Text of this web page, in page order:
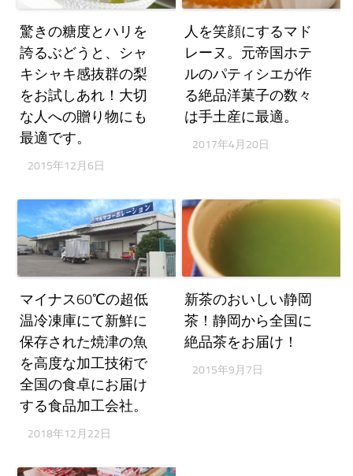
驚きの糖度とハリを
誇るぶどうと、シャ
キシャキ感抜群の梨
をお試しあれ！大切
な人への贈り物にも
最適です。
2015年12月6日
人を笑顔にするマド
レーヌ。元帝国ホテ
ルのパティシエが作
る絶品洋菓子の数々
は手土産に最適。
2017年4月20日
マイナス60℃の超低
温冷凍庫にて新鮮に
保存された焼津の魚
を高度な加工技術で
全国の食卓にお届け
する食品加工会社。
2018年12月22日
新茶のおいしい静岡
茶！静岡から全国に
絶品茶をお届け！
2015年9月7日